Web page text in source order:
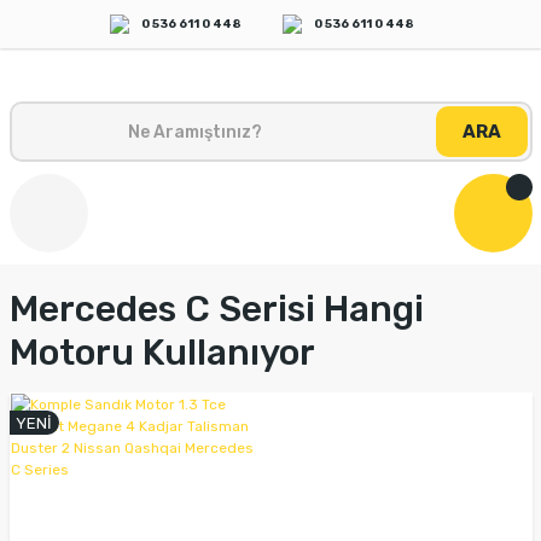
0 536 611 0 448 0 536 611 0 448
ARA
Mercedes C Serisi Hangi
Motoru Kullanıyor
YENİ